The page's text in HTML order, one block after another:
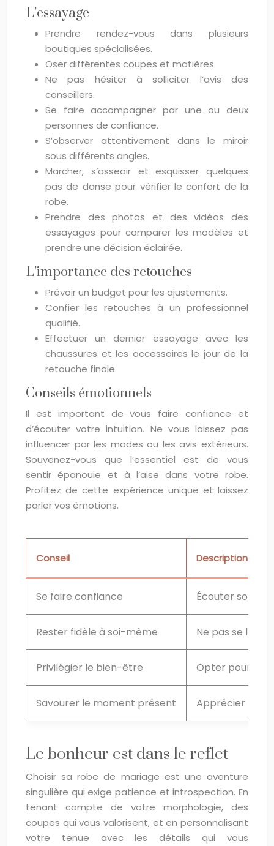
L’essayage
Prendre rendez-vous dans plusieurs
boutiques spécialisées.
Oser différentes coupes et matières.
Ne pas hésiter à solliciter l’avis des
conseillers.
Se faire accompagner par une ou deux
personnes de confiance.
S’observer attentivement dans le miroir
sous différents angles.
Marcher, s’asseoir et esquisser quelques
pas de danse pour vérifier le confort de la
robe.
Prendre des photos et des vidéos des
essayages pour comparer les modèles et
prendre une décision éclairée.
L’importance des retouches
Prévoir un budget pour les ajustements.
Confier les retouches à un professionnel
qualifié.
Effectuer un dernier essayage avec les
chaussures et les accessoires le jour de la
retouche finale.
Conseils émotionnels
Il est important de vous faire confiance et
d’écouter votre intuition. Ne vous laissez pas
influencer par les modes ou les avis extérieurs.
Souvenez-vous que l’essentiel est de vous
sentir épanouie et à l’aise dans votre robe.
Profitez de cette expérience unique et laissez
parler vos émotions.
Conseil Description
Se faire confiance Écouter son
Rester fidèle à soi-même Ne pas se
Privilégier le bien-être Opter pour une
Savourer le moment présent Apprécier
Le bonheur est dans le reflet
Choisir sa robe de mariage est une aventure
singulière qui exige patience et introspection. En
tenant compte de votre morphologie, des
coupes qui vous valorisent, et en personnalisant
votre tenue avec les détails qui vous